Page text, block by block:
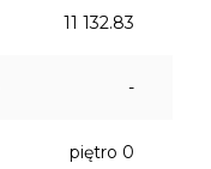
11 132.83
-
piętro 0